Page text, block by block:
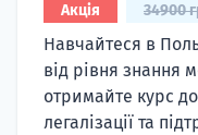
Акція 34900
Навчайтеся в
від рівня знання
отримайте курс
легалізації та